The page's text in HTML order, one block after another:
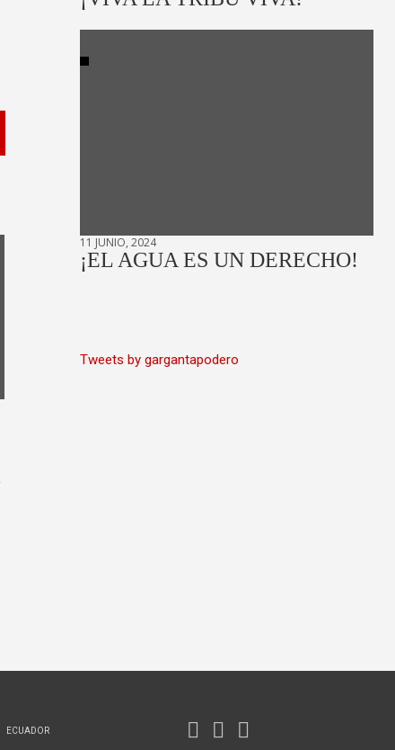
11 JUNIO, 2024
¡EL AGUA ES UN DERECHO!
Tweets by gargantapodero
ECUADOR